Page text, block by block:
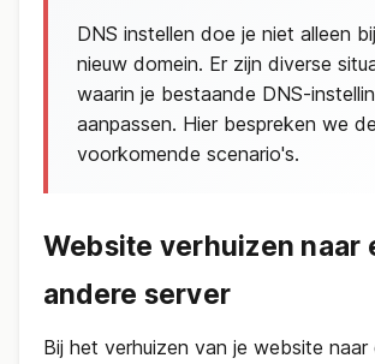
DNS instellen doe je niet alleen
nieuw domein. Er zijn diverse
waarin je bestaande DNS-
aanpassen. Hier bespreken we
voorkomende scenario's.
Website verhuizen naar
andere server
Bij het verhuizen van je website naar